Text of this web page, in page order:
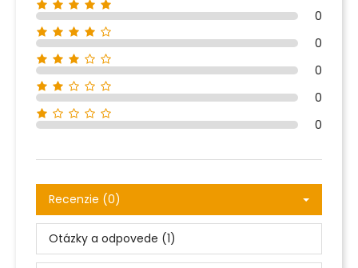
0
0
0
0
0
Recenzie (0)
Otázky a odpovede (1)